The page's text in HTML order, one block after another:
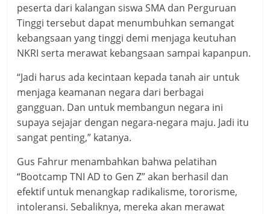
peserta dari kalangan siswa SMA dan Perguruan
Tinggi tersebut dapat menumbuhkan semangat
kebangsaan yang tinggi demi menjaga keutuhan
NKRI serta merawat kebangsaan sampai kapanpun.
“Jadi harus ada kecintaan kepada tanah air untuk
menjaga keamanan negara dari berbagai
gangguan. Dan untuk membangun negara ini
supaya sejajar dengan negara-negara maju. Jadi itu
sangat penting,” katanya.
Gus Fahrur menambahkan bahwa pelatihan
“Bootcamp TNI AD to Gen Z” akan berhasil dan
efektif untuk menangkap radikalisme, tororisme,
intoleransi. Sebaliknya, mereka akan merawat